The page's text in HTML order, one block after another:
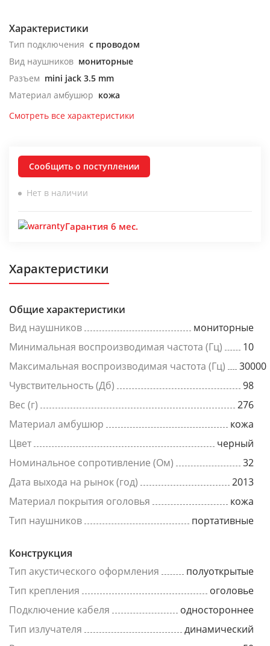
Характеристики
Тип подключения с проводом
Вид наушников мониторные
Разъем mini jack 3.5 mm
Материал амбушюр кожа
Смотреть все характеристики
Сообщить о поступлении
Нет в наличии
Гарантия 6 мес.
Характеристики
Общие характеристики
Вид наушников
мониторные
Минимальная воспроизводимая частота (Гц)
10
Максимальная воспроизводимая частота (Гц)
30000
Чувствительность (Дб)
98
Вес (г)
276
Материал амбушюр
кожа
Цвет
черный
Номинальное сопротивление (Ом)
32
Дата выхода на рынок (год)
2013
Материал покрытия оголовья
кожа
Тип наушников
портативные
Конструкция
Тип акустического оформления
полуоткрытые
Тип крепления
оголовье
Подключение кабеля
одностороннее
Тип излучателя
динамический